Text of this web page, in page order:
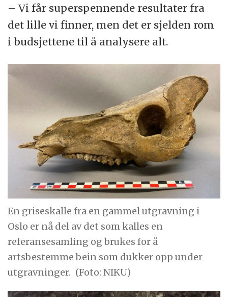
– Vi får superspennende resultater fra
det lille vi finner, men det er sjelden rom
i budsjettene til å analysere alt.
En griseskalle fra en gammel utgravning i
Oslo er nå del av det som kalles en
referansesamling og brukes for å
artsbestemme bein som dukker opp under
utgravninger. (Foto: NIKU)